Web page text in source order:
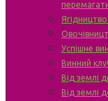
Ягідництво
Успішне
Винний
Від землі
Від землі